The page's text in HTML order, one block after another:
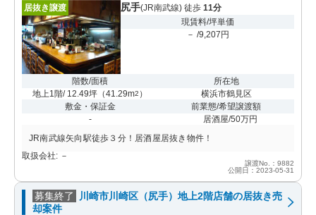
居抜き譲渡 尻手(JR南武線) 徒歩 11分
現賃料/坪単価
－ /9,207円
階数/面積
地上1階/ 12.49坪 （41.29m2 ）
所在地
横浜市鶴見区
敷金・保証金
-
前業態/希望譲渡額
居酒屋/50万円
JR南武線矢向駅徒歩３分！居酒屋居抜き物件！
取扱会社: －
譲渡No.：9882
公開日：2023-05-31
募集終了
川崎市川崎区（尻手）地上2階店舗の居抜き売
却案件